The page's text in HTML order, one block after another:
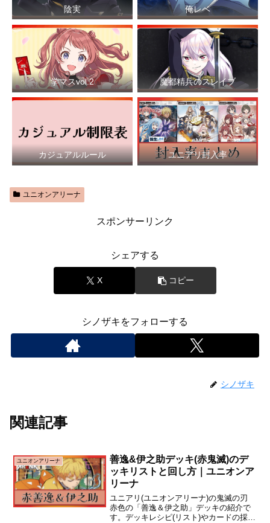
陰実 俺レベ
学マスvol.2 魔都精兵のスレイブ
カジュアルルール ユニアリ封入率
ユニオンアリーナ
スポンサーリンク
シェアする
X コピー
シノザキをフォローする
シノザキ
関連記事
ユニオンアリーナ
善逸&伊之助デッキ(赤鬼滅)のデ
ッキリストと回し方｜ユニオンア
リーナ
ユニアリ(ユニオンアリーナ)の鬼滅の刃
赤色の「善逸＆伊之助」デッキの紹介で
す。デッキレシピ(リスト)やカードの採用